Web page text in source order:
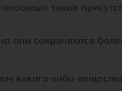
тиков
они сохраняются
какого-либо